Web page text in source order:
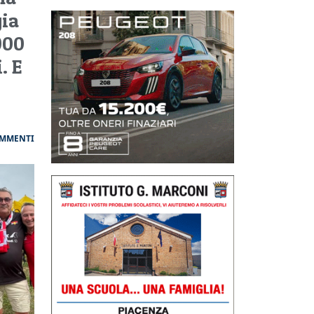
E